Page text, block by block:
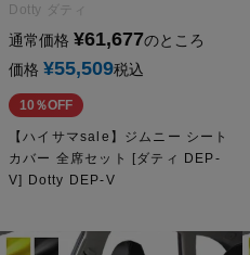
Dotty ダティ
通常価格 ¥61,677のところ
価格 ¥55,509税込
10％OFF
【ハイサマsale】ジムニー シート
カバー 全席セット [ダティ DEP-
V] Dotty DEP-V